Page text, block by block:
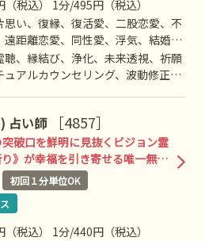
税込） 1分/495円（税込）
思い、復縁、復活愛、二股恋愛、不
遠距離恋愛、同性愛、浮気、結婚、
題、家庭/家族問題、親子、育児、
仕事全般、適職、経営、進路、人間
聴、縁結び、浄化、未来透視、祈願
ュアルカウンセリング、波動修正、
占い師 ［4857］
破口を鮮明に見抜くビジョン霊
》が幸福を引き寄せる唯一無二
初回１分単位OK
税込） 1分/440円（税込）